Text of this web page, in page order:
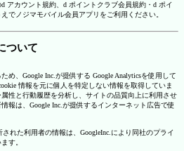
アカウント規約、d ポイントクラブ会員規約・d ポイ
でノジマモバイル会員アプリをご利用ください。
ついて
め、Google Inc.が提供する Google Analyticsを使用して
情報を元に個人を特定しない情報を取得していま
性と行動履歴を分析し、サイトの品質向上に利用させ
報は、Google Inc.が提供するインターネット広告で使
れた利用者の情報は、GoogleInc.により同社のプライ
す。